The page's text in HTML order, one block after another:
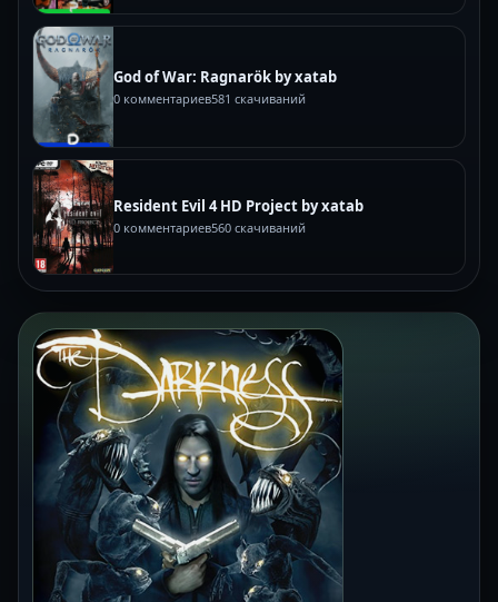
God of War: Ragnarök by xatab
0 комментариев581 скачиваний
Resident Evil 4 HD Project by xatab
0 комментариев560 скачиваний